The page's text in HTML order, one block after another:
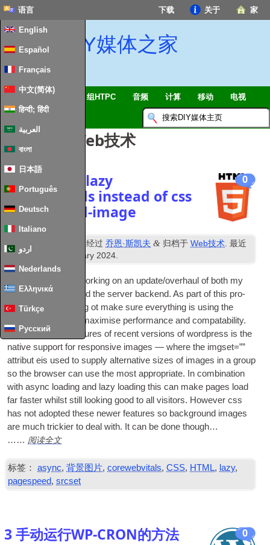
家
关于
下载
语言
English
Español
Français
中文(简体)
हिन्दी; हिंदी
العربية
বাংলা
日本語
Português
Deutsch
Italiano
اردو
Nederlands
Ελληνικά
Türkçe
Русский
DIY媒体之家
智能家居 & 物联网 组HTPC 音频 计算 移动 电视
帖子分类: Web技术
0
Responsive lazy
backgrounds instead of css
background-image
发表 18 经过乔恩·斯凯夫 & 归档于Web技术. 最近
更新时间
th January 2024.
I’ve recently been work­ing on an update/overhaul of both my
vari­ous web­sites and the serv­er backend.As part of this pro­
cess I’ve been try­ing ot make sure everything is using the
latest stand­ards to max­im­ise per­form­ance and com­pat­ab­il­ity.
One of the best fea­tures of recent ver­sions of word­press is the
nat­ive sup­port for respons­ive images — where the img­set=””
attribut eis used to sup­ply altern­at­ive sizes of images in a group
so the browser can use the most appro­pri­ate.
In com­bin­a­tion
with async load­ing and lazy load­ing this can make pages load
far faster whilst still look­ing good to all vis­it­ors. How­ever css
has not adop­ted these new­er fea­tures so back­ground images
are much trick­i­er to deal with. It can be done though…
…… 阅读全文
标签： async,背景图片,corewebvitals,CSS, HTML, lazy,
pagespeed,srcset
0
3 手动运行WP-CRON的方法